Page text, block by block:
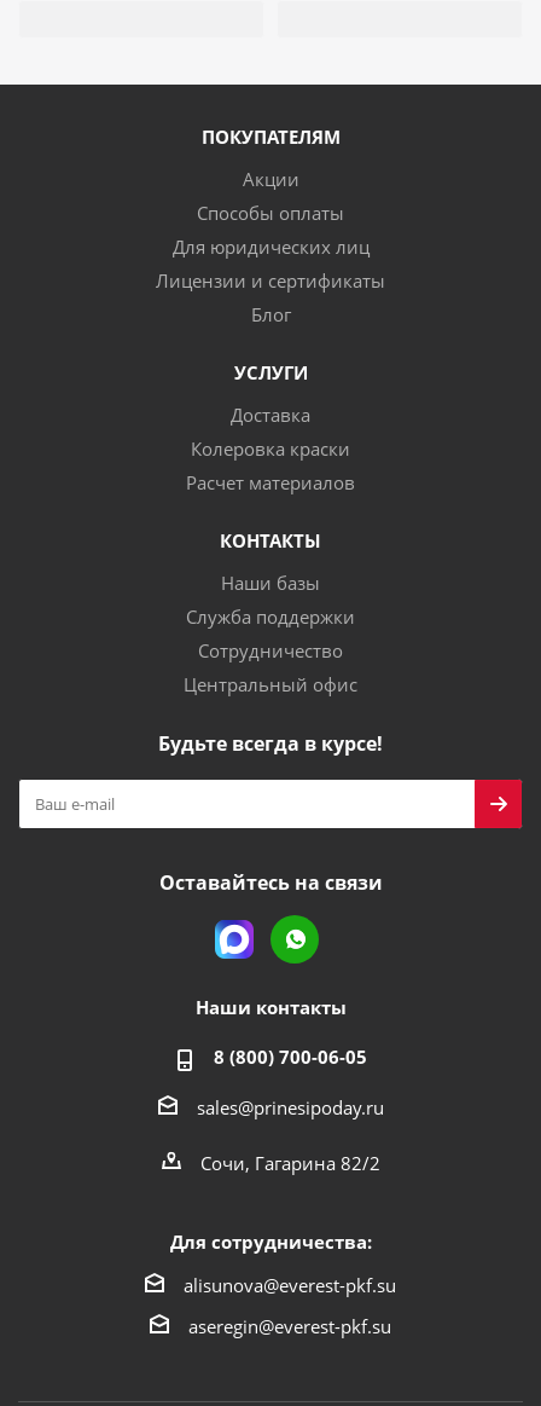
ПОКУПАТЕЛЯМ
Акции
Способы оплаты
Для юридических лиц
Лицензии и сертификаты
Блог
УСЛУГИ
Доставка
Колеровка краски
Расчет материалов
КОНТАКТЫ
Наши базы
Служба поддержки
Сотрудничество
Центральный офис
Будьте всегда в курсе!
Оставайтесь на связи
Наши контакты
8 (800) 700-06-05
sales@prinesipoday.ru
Сочи, Гагарина 82/2
Для сотрудничества:
alisunova@everest-pkf.su
aseregin@everest-pkf.su